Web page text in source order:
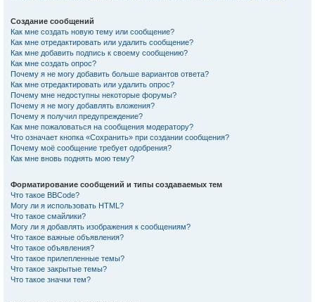
Создание сообщений
Как мне создать новую тему или сообщение?
Как мне отредактировать или удалить сообщение?
Как мне добавить подпись к своему сообщению?
Как мне создать опрос?
Почему я не могу добавить больше вариантов ответа?
Как мне отредактировать или удалить опрос?
Почему мне недоступны некоторые форумы?
Почему я не могу добавлять вложения?
Почему я получил предупреждение?
Как мне пожаловаться на сообщения модератору?
Что означает кнопка «Сохранить» при создании сообщения?
Почему моё сообщение требует одобрения?
Как мне вновь поднять мою тему?
Форматирование сообщений и типы создаваемых тем
Что такое BBCode?
Могу ли я использовать HTML?
Что такое смайлики?
Могу ли я добавлять изображения к сообщениям?
Что такое важные объявления?
Что такое объявления?
Что такое прилепленные темы?
Что такое закрытые темы?
Что такое значки тем?